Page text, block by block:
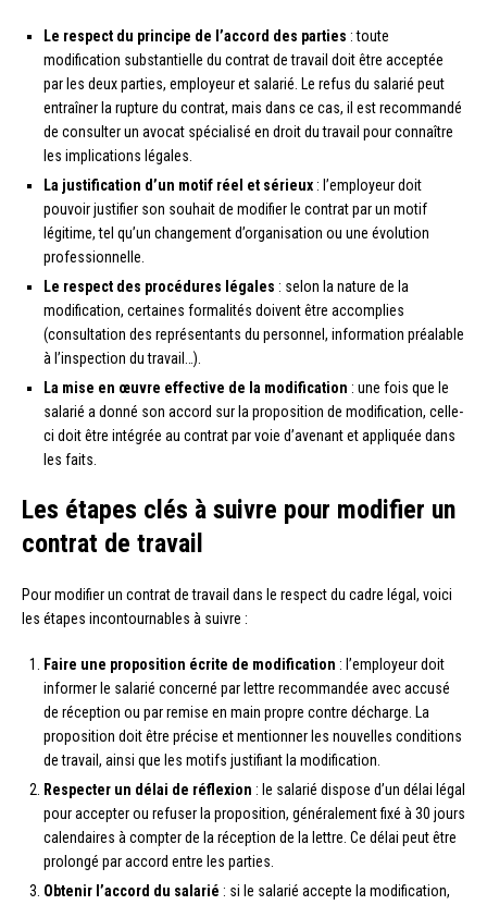
Le respect du principe de l’accord des parties : toute
modification substantielle du contrat de travail doit être acceptée
par les deux parties, employeur et salarié. Le refus du salarié peut
entraîner la rupture du contrat, mais dans ce cas, il est recommandé
de consulter un avocat spécialisé en droit du travail pour connaître
les implications légales.
La justification d’un motif réel et sérieux : l’employeur doit
pouvoir justifier son souhait de modifier le contrat par un motif
légitime, tel qu’un changement d’organisation ou une évolution
professionnelle.
Le respect des procédures légales : selon la nature de la
modification, certaines formalités doivent être accomplies
(consultation des représentants du personnel, information préalable
à l’inspection du travail…).
La mise en œuvre effective de la modification : une fois que le
salarié a donné son accord sur la proposition de modification, celle-
ci doit être intégrée au contrat par voie d’avenant et appliquée dans
les faits.
Les étapes clés à suivre pour modifier un
contrat de travail
Pour modifier un contrat de travail dans le respect du cadre légal, voici
les étapes incontournables à suivre :
Faire une proposition écrite de modification : l’employeur doit
informer le salarié concerné par lettre recommandée avec accusé
de réception ou par remise en main propre contre décharge. La
proposition doit être précise et mentionner les nouvelles conditions
de travail, ainsi que les motifs justifiant la modification.
Respecter un délai de réflexion : le salarié dispose d’un délai légal
pour accepter ou refuser la proposition, généralement fixé à 30 jours
calendaires à compter de la réception de la lettre. Ce délai peut être
prolongé par accord entre les parties.
Obtenir l’accord du salarié : si le salarié accepte la modification,